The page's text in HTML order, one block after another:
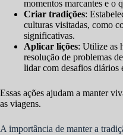
momentos marcantes e o
Criar tradições:
culturas visitadas, como
significativas.
Aplicar lições: Utilize as
resolução de problemas
lidar com desafios diários
Essas ações ajudam a manter
as viagens.
A importância de manter a